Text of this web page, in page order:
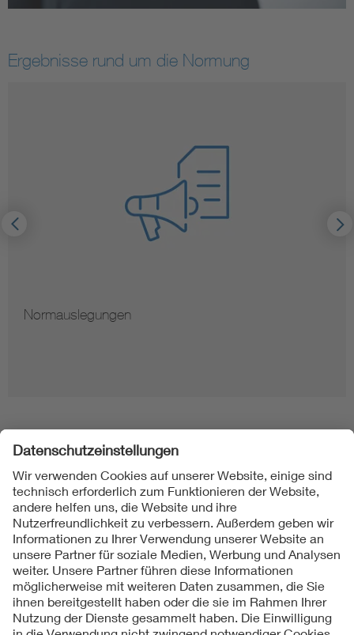
Ergebnisse rund um die Normung
Normauslegungen
Folgen Sie uns